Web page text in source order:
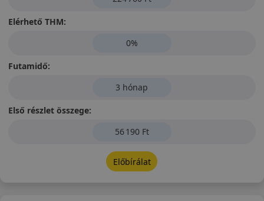
Elérhető THM:
0%
Futamidő:
3 hónap
Első részlet összege:
56 190 Ft
Előbírálat